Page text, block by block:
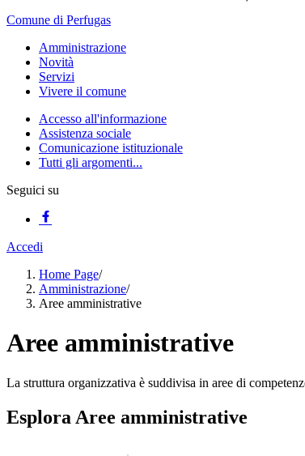
Comune di Perfugas
Amministrazione
Novità
Servizi
Vivere il comune
Accesso all'informazione
Assistenza sociale
Comunicazione istituzionale
Tutti gli argomenti...
Seguici su
Accedi
Home Page/
Amministrazione/
Aree amministrative
Aree amministrative
La struttura organizzativa è suddivisa in aree di
Esplora Aree amministrative